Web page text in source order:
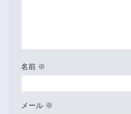
名前 ※
メール ※